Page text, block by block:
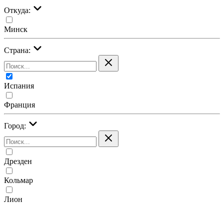
Откуда:
Минск
Страна:
Испания
Франция
Город:
Дрезден
Кольмар
Лион